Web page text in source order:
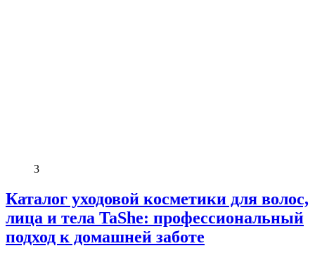
3
Каталог уходовой косметики для волос,
лица и тела TaShe: профессиональный
подход к домашней заботе